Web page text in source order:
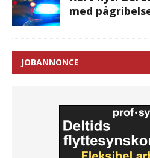
med
JOBANNONCE